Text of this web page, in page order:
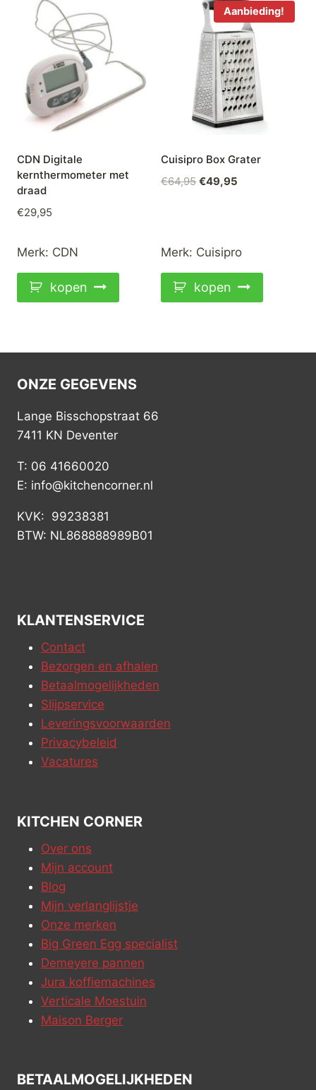
CDN Digitale
kernthermometer met
draad
€29,95
Merk: CDN
kopen
Aanbieding!
Cuisipro Box Grater
€64,95 Oorspronkelijke
€49,95
Merk: Cuisipro
kopen
ONZE GEGEVENS
Lange Bisschopstraat 66
7411 KN Deventer
T: 06 41660020
E: info@kitchencorner.nl
KVK: 99238381
BTW: NL868888989B01
KLANTENSERVICE
Contact
Bezorgen en afhalen
Betaalmogelijkheden
Slijpservice
Leveringsvoorwaarden
Privacybeleid
Vacatures
KITCHEN CORNER
Over ons
Mijn account
Blog
Mijn verlanglijstje
Onze merken
Big Green Egg specialist
Demeyere pannen
Jura koffiemachines
Verticale Moestuin
Maison Berger
BETAALMOGELIJKHEDEN